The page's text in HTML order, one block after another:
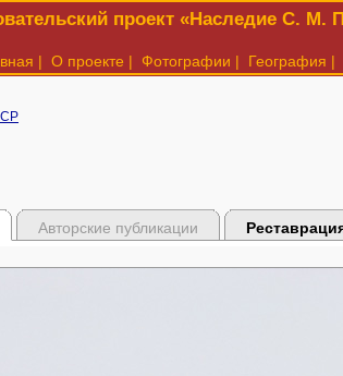
проект «Наследие С. М.
| О проекте | Фотографии | География |
Авторские публикации